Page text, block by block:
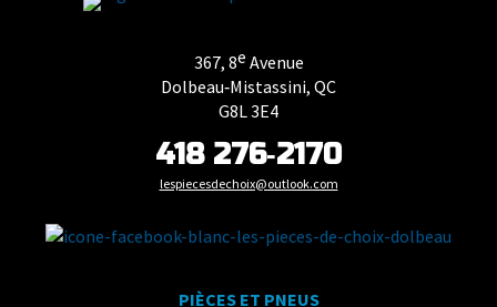
367, 8e Avenue
Dolbeau‑Mistassini, QC
G8L 3E4
418 276‑2170
lespiecesdechoix@outlook.com
PIÈCES ET PNEUS